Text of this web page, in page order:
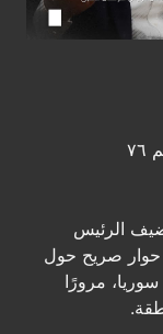
الرئيس
حوار صريح حول
مرورًا